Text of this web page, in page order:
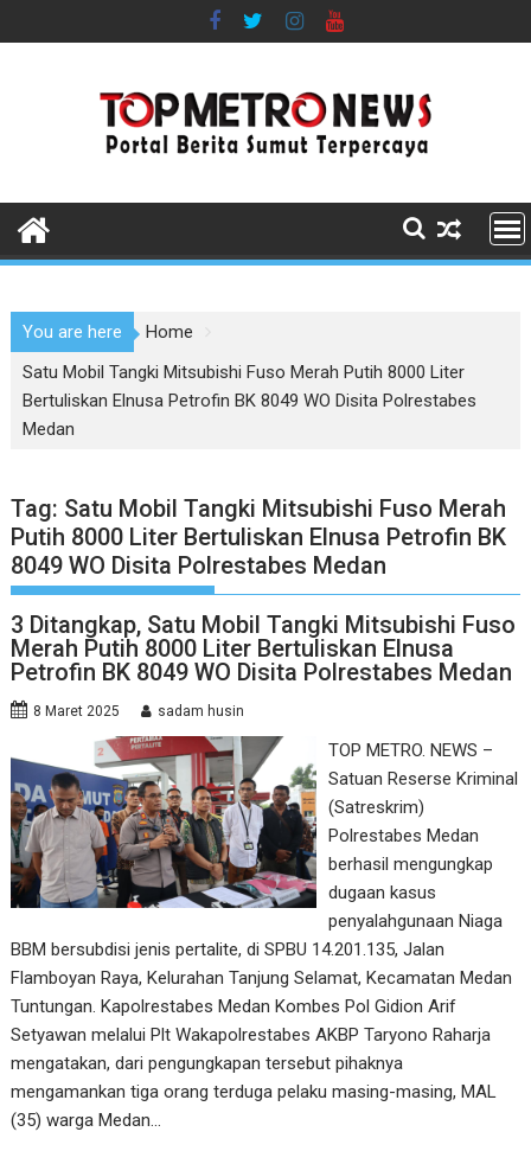
to
You are here
Home
Satu Mobil Tangki Mitsubishi Fuso Merah Putih 8000 Liter
Bertuliskan Elnusa Petrofin BK 8049 WO Disita Polrestabes
Medan
Tag: Satu Mobil Tangki Mitsubishi Fuso Merah
Putih 8000 Liter Bertuliskan Elnusa Petrofin BK
8049 WO Disita Polrestabes Medan
3 Ditangkap, Satu Mobil Tangki Mitsubishi Fuso
Merah Putih 8000 Liter Bertuliskan Elnusa
Petrofin BK 8049 WO Disita Polrestabes Medan
8 Maret 2025 sadam husin
TOP METRO. NEWS –
Satuan Reserse Kriminal
(Satreskrim)
Polrestabes Medan
berhasil mengungkap
dugaan kasus
penyalahgunaan Niaga
BBM bersubdisi jenis pertalite, di SPBU 14.201.135, Jalan
Flamboyan Raya, Kelurahan Tanjung Selamat, Kecamatan Medan
Tuntungan. Kapolrestabes Medan Kombes Pol Gidion Arif
Setyawan melalui Plt Wakapolrestabes AKBP Taryono Raharja
mengatakan, dari pengungkapan tersebut pihaknya
mengamankan tiga orang terduga pelaku masing-masing, MAL
(35) warga Medan…